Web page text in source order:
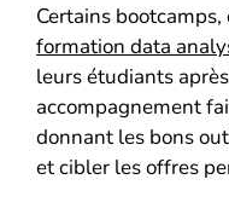
Certains
formation data
leurs étudiants
accompagnement
donnant les bons
et cibler les offres